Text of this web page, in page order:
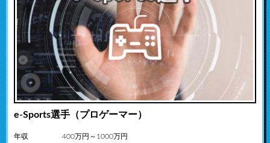
e-Sports選手（プロゲーマー）
年収 400万円～1000万円